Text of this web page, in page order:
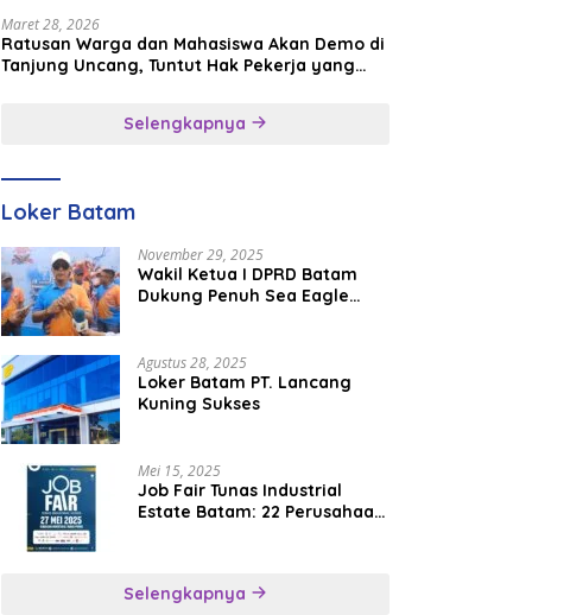
Maret 28, 2026
Ratusan Warga dan Mahasiswa Akan Demo di
Tanjung Uncang, Tuntut Hak Pekerja yang
Selengkapnya
Loker Batam
November 29, 2025
Wakil Ketua I DPRD Batam
Dukung Penuh Sea Eagle
Agustus 28, 2025
Loker Batam PT. Lancang
Kuning Sukses
Mei 15, 2025
Job Fair Tunas Industrial
Estate Batam: 22 Perusahaan
Selengkapnya